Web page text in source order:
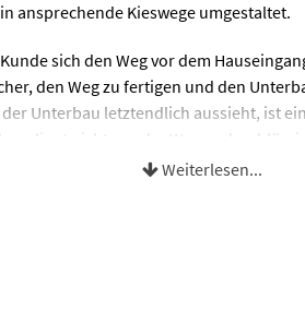
ansprechende Kieswege umgestaltet.
sich den Weg vor dem
den Weg zu fertigen und den
Unterbau letztendlich aussieht, ist
dient nicht nur der
Weg exakt in der Waage liegt.
Weiterlesen...